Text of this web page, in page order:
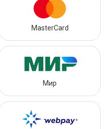
MasterCard
Мир